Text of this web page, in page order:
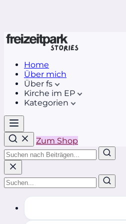
Home
Über mich
Über fs
Kirche im EP
Kategorien
Zum Shop